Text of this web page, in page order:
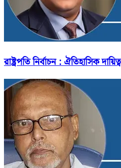
রাষ্ট্রপতি নির্বাচন : ঐতিহাসিক